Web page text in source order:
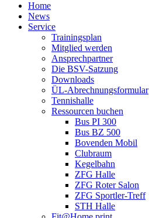
Home
News
Service
Trainingsplan
Mitglied werden
Ansprechpartner
Die BSV-Satzung
Downloads
ÜL-Abrechnungsformular
Tennishalle
Ressourcen buchen
Bus PI 300
Bus BZ 500
Bovenden Mobil
Clubraum
Kegelbahn
ZFG Halle
ZFG Roter Salon
ZFG Sportler-Treff
STH Halle